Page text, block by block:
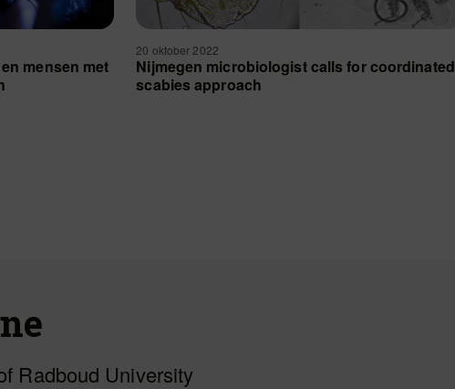
mensen met
20 oktober 2022
Nijmegen microbiologist calls for coordinated
scabies approach
Radboud University